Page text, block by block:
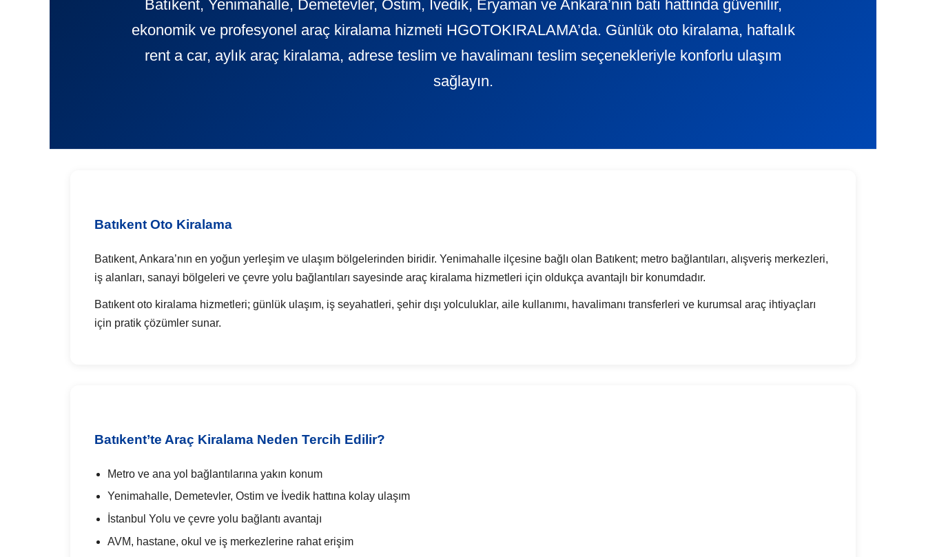
Batıkent, Yenimahalle, Demetevler, Ostim, İvedik, Eryaman ve Ankara’nın batı hattında güvenilir,
ekonomik ve profesyonel araç kiralama hizmeti HGOTOKIRALAMA’da. Günlük oto kiralama, haftalık
rent a car, aylık araç kiralama, adrese teslim ve havalimanı teslim seçenekleriyle konforlu ulaşım
sağlayın.
Batıkent Oto Kiralama
Batıkent, Ankara’nın en yoğun yerleşim ve ulaşım bölgelerinden biridir. Yenimahalle ilçesine bağlı olan Batıkent; metro bağlantıları, alışveriş merkezleri,
iş alanları, sanayi bölgeleri ve çevre yolu bağlantıları sayesinde araç kiralama hizmetleri için oldukça avantajlı bir konumdadır.
Batıkent oto kiralama hizmetleri; günlük ulaşım, iş seyahatleri, şehir dışı yolculuklar, aile kullanımı, havalimanı transferleri ve kurumsal araç ihtiyaçları
için pratik çözümler sunar.
Batıkent’te Araç Kiralama Neden Tercih Edilir?
Metro ve ana yol bağlantılarına yakın konum
Yenimahalle, Demetevler, Ostim ve İvedik hattına kolay ulaşım
İstanbul Yolu ve çevre yolu bağlantı avantajı
AVM, hastane, okul ve iş merkezlerine rahat erişim